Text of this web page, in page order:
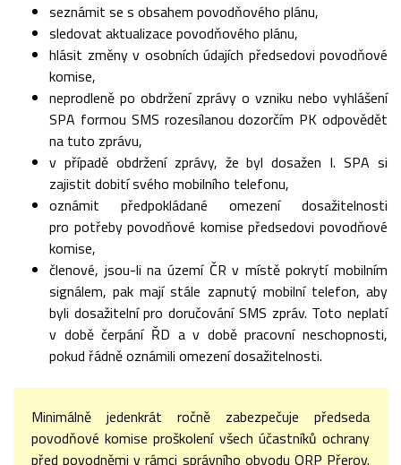
seznámit se s obsahem povodňového plánu,
sledovat aktualizace povodňového plánu,
hlásit změny v osobních údajích předsedovi povodňové
komise,
neprodleně po obdržení zprávy o vzniku nebo vyhlášení
SPA formou SMS rozesílanou dozorčím PK odpovědět
na tuto zprávu,
v případě obdržení zprávy, že byl dosažen I. SPA si
zajistit dobití svého mobilního telefonu,
oznámit předpokládané omezení dosažitelnosti
pro potřeby povodňové komise předsedovi povodňové
komise,
členové, jsou-li na území ČR v místě pokrytí mobilním
signálem, pak mají stále zapnutý mobilní telefon, aby
byli dosažitelní pro doručování SMS zpráv. Toto neplatí
v době čerpání ŘD a v době pracovní neschopnosti,
pokud řádně oznámili omezení dosažitelnosti.
Minimálně jedenkrát ročně zabezpečuje předseda
povodňové komise proškolení všech účastníků ochrany
před povodněmi v rámci správního obvodu ORP Přerov.